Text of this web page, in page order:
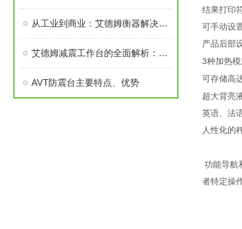
从工业到商业：艾德姆衡器解决方案的多元化应用
艾德姆减震工作台的全面解析：从原理到实际应用的深入解读
AVT防震台主要特点、优势
结果打印
可手动设
产品后部
3种加热
可存储高
超大背亮
英语、法
人性化的
功能导航
者特定操